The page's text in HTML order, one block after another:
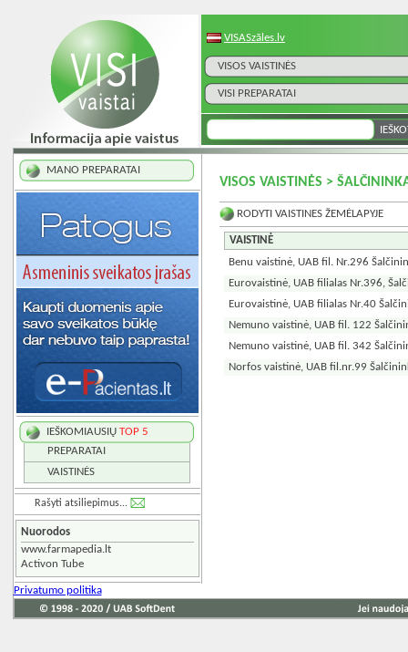
VISASzāles.lv
VISOS VAISTINĖS
VISI PREPARATAI
MANO PREPARATAI
IEŠKOMIAUSIŲ TOP 5
PREPARATAI
VAISTINĖS
Rašyti atsiliepimus...
Nuorodos
www.farmapedia.lt
Activon Tube
VISOS VAISTINĖS >
RODYTI VAISTINES ŽEMĖLAPYJE
VAISTINĖ
Benu vaistinė, UAB fil. Nr.296
Eurovaistinė, UAB filialas Nr.396,
Eurovaistinė, UAB filialas Nr.40
Nemuno vaistinė, UAB fil. 122
Nemuno vaistinė, UAB fil. 342
Norfos vaistinė, UAB fil.nr.99
Privatumo politika